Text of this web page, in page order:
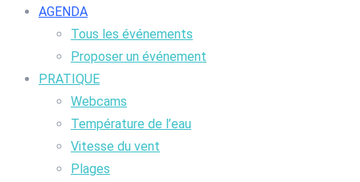
AGENDA
Tous les événements
Proposer un événement
PRATIQUE
Webcams
Température de l’eau
Vitesse du vent
Plages